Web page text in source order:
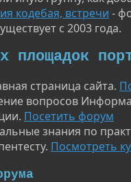
кодебая, встречи -
с 2003 года.
площадок
страница сайта.
вопросов
Посетить форум
знания по
Посмотреть